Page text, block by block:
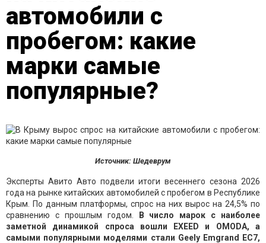
автомобили с
пробегом: какие
марки самые
популярные?
Источник: Шедеврум
Эксперты Авито Авто подвели итоги весеннего сезона 2026
года на рынке китайских автомобилей с пробегом в Республике
Крым. По данным платформы, спрос на них вырос на 24,5% по
сравнению с прошлым годом.
В число марок с наиболее
заметной динамикой спроса вошли EXEED и OMODA, а
самыми популярными моделями стали Geely Emgrand EC7,